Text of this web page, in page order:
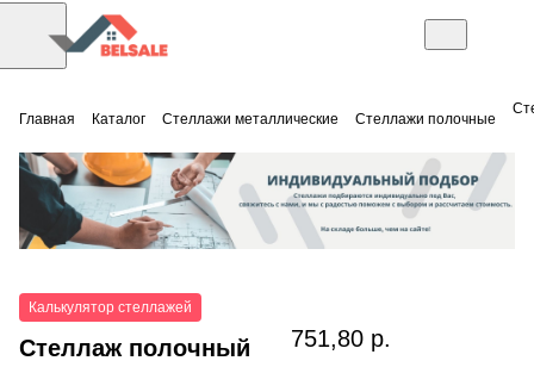
Главная Каталог Стеллажи металлические Стеллажи полочные
Калькулятор стеллажей
Стеллаж полочный
751,80 р.